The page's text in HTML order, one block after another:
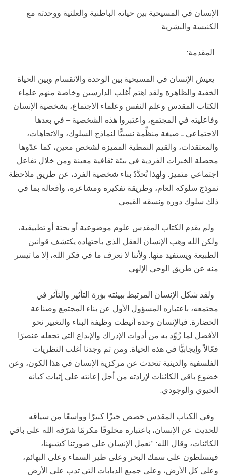
الإنسان في المسيحية بين حياته الباطنية والعلنية ووحدته مع
الكنيسة والبشرية
المقدمة:
يعيش الإنسان في المسيحية بين الوحدة والانقسام وبين الحياة
الخفية والظاهرة ولقد اهتم أغلب الدارسين وخاصة منهم علماء
الكتاب المقدس وعلم النفس وعلماء الاجتماع، بشخصية الإنسان
وفاعليته في المجتمع، واعتبروا هذه الشخصية – في بعدها
الاجتماعي ـ صيغة منظِّمة نسبيًّا لنماذج السلوك، والاتجاهات،
والمعتقدات، والقيم النمطية المميزة لشخص معين، كما عدّوها
محصلة الخبرات الفردية في بيئة ثقافية معينة ومن خلال تفاعل
اجتماعي متميز. ولهذا تُحدَّدُ بناء شخصية الفرد، عن طريق ملاحظة
نموذج سلوكه العام، وطريقة تفكيره ومشاعره، وأفعاله بما في
ذلك سلوك دوره ونسقه القيمي.
ولم يقدم الكتاب المقدس علوم موضوعية أو بحتة أو تطبيقية،
ولكن الله وهب الإنسان العقل الذي باجتهاده يكتشف قوانين
الطبيعة ويستفيد منها. ولأننا لا نعرف ما في فكر الله، إلا ما تيسر
منه عن طريق الوحي الإلهي.
ولقد شكل الإنسان المرتبط ببيئته بؤرة التأثير والتأثر في
مجتمعه، باعتباره المسؤول الأول عن بناء المجتمع وصناعة
الحضارة. فبالإنسان وحده أنيطت وظيفة البناء والتغيير نحو
الأفضل لما زُوِّد به من أدوات الإدراك والإبداع التي تجعله عنصرًا
فعّالاً وإيجابيًّا في هذه الحياة. ومن ثم وجدنا أغلب النظريات
الفلسفية والدينية تتحدث عن مركزية الإنسان في هذا الكون، وعن
خضوع باقي الكائنات لإرادته من أجل إعانته على إثبات كيانه
الحيوي والوجودي.
وفي الكتاب المقدس خصص حيزًا كبيرًا وواسعًا من سياقه
للحديث عن الإنسان، باعتباره مخلوقًا مكرمًا شرّفه الله على باقي
الكائنات، وقال الله: “نعمل الإنسان على صورتنا كشبهنا،
فيتسلطون على سمك البحر وعلى طير السماء وعلى البهائم،
وعلى كل الأرض، وعلى جميع الدبابات التي تدب على الأرض.